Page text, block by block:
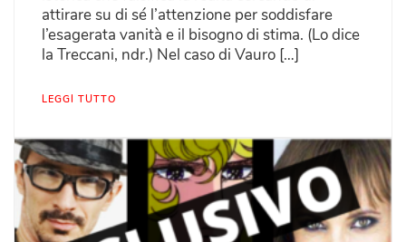
attirare su di sé l’attenzione per soddisfare
l’esagerata vanità e il bisogno di stima. (Lo dice
la Treccani, ndr.) Nel caso di Vauro […]
LEGGI TUTTO